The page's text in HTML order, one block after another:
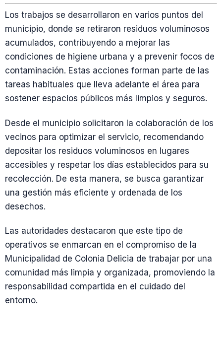
Los trabajos se desarrollaron en varios puntos del
municipio, donde se retiraron residuos voluminosos
acumulados, contribuyendo a mejorar las
condiciones de higiene urbana y a prevenir focos de
contaminación. Estas acciones forman parte de las
tareas habituales que lleva adelante el área para
sostener espacios públicos más limpios y seguros.
Desde el municipio solicitaron la colaboración de los
vecinos para optimizar el servicio, recomendando
depositar los residuos voluminosos en lugares
accesibles y respetar los días establecidos para su
recolección. De esta manera, se busca garantizar
una gestión más eficiente y ordenada de los
desechos.
Las autoridades destacaron que este tipo de
operativos se enmarcan en el compromiso de la
Municipalidad de Colonia Delicia de trabajar por una
comunidad más limpia y organizada, promoviendo la
responsabilidad compartida en el cuidado del
entorno.